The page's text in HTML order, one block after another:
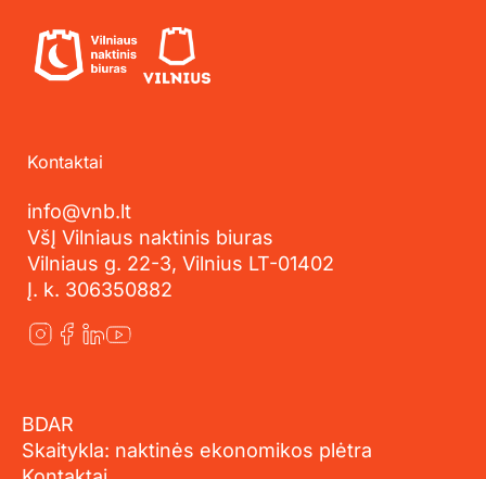
Kontaktai
info@vnb.lt
VšĮ Vilniaus naktinis biuras
Vilniaus g. 22-3, Vilnius LT-01402
Į. k. 306350882
BDAR
Skaitykla: naktinės ekonomikos plėtra